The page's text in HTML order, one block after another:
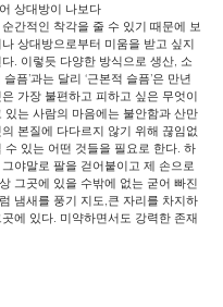
상대방이 나보다
간적인 착각을 줄 수 있기 때문에 보
상대방으로부터 미움을 받고 싶지
. 이렇듯 다양한 방식으로 생산, 소
픔’과는 달리 ‘근본적 슬픔’은 만년
가장 불편하고 피하고 싶은 무엇이
있는 사람의 마음에는 불안함과 산만
본질에 다다르지 않기 위해 끊임없
수 있는 어떤 것들을 필요로 한다. 하
야말로 팔을 걷어붙이고 제 손으로
그곳에 있을 수밖에 없는 굳어 빠진
냄새를 풍기 지도,큰 자리를 차지하
에 있다. 미약하면서도 강력한 존재